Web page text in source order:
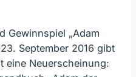
Gewinnspiel „Adam
September 2016 gibt
eine Neuerscheinung: